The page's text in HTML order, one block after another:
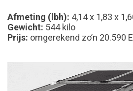
Afmeting (lbh): 4,14 x 1,83 x
Gewicht: 544 kilo
Prijs: omgerekend zo’n 20.590